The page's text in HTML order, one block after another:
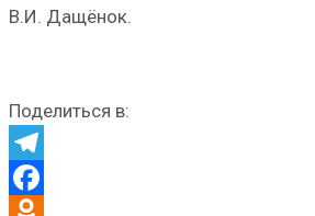
В.И. Дащёнок.
Поделиться в:
Telegram